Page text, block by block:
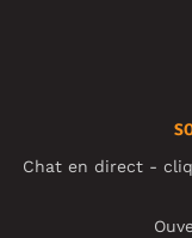
Chat en direct -